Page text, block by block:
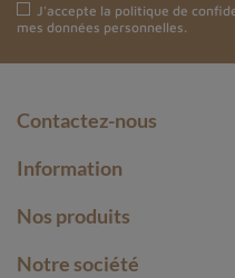
J'accepte la politique de
mes données personnelles.
Contactez-nous
Information
Nos produits
Notre société